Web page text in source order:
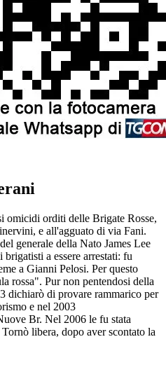
omicidi orditi delle Brigate Rosse,
e all'agguato di via Fani.
generale della Nato James Lee
a essere arrestati: fu
a Gianni Pelosi. Per questo
rossa". Pur non pentendosi della
dichiarò di provare rammarico per
e nel 2003
Br. Nel 2006 le fu stata
libera, dopo aver scontato la